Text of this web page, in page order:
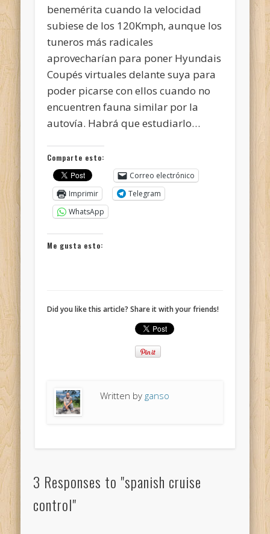
benemérita cuando la velocidad
subiese de los 120Kmph, aunque los
tuneros más radicales
aprovecharían para poner Hyundais
Coupés virtuales delante suya para
poder picarse con ellos cuando no
encuentren fauna similar por la
autovía. Habrá que estudiarlo…
Comparte esto:
Correo electrónico
Imprimir
Telegram
WhatsApp
Me gusta esto:
Did you like this article? Share it with your friends!
Written by ganso
3 Responses to "spanish cruise
control"